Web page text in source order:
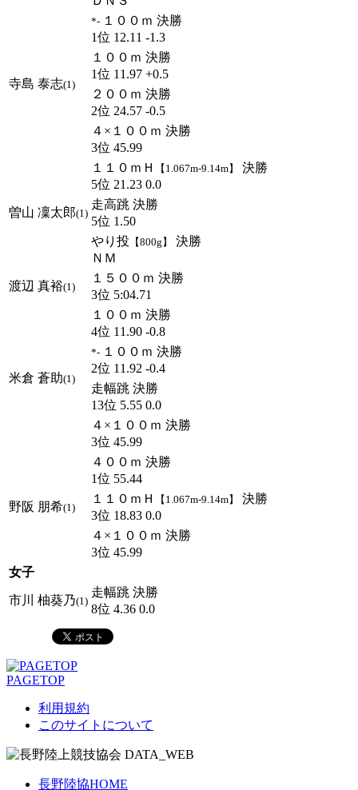
寺島 泰志(1)
*- １００ｍ 決勝
1位 12.11 -1.3
１００ｍ 決勝
1位 11.97 +0.5
２００ｍ 決勝
2位 24.57 -0.5
４×１００ｍ 決勝
3位 45.99
曽山 凜太郎(1)
１１０ｍＨ 【1.067m-9.14m】
決勝
5位 21.23 0.0
走高跳 決勝
5位 1.50
やり投 【800g】
決勝
ＮＭ
渡辺 真裕(1)
１５００ｍ 決勝
3位 5:04.71
米倉 蒼助(1)
１００ｍ 決勝
4位 11.90 -0.8
*- １００ｍ 決勝
2位 11.92 -0.4
走幅跳 決勝
13位 5.55 0.0
４×１００ｍ 決勝
3位 45.99
野阪 朋希(1)
４００ｍ 決勝
1位 55.44
１１０ｍＨ
【1.067m-9.14m】
決勝
3位 18.83 0.0
４×１００ｍ 決勝
3位 45.99
女子
市川 柚葵乃(1)
走幅跳 決勝
8位 4.36 0.0
PAGETOP
利用規約
このサイトについて
長野陸協HOME